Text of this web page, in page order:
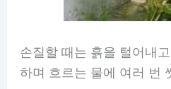
손질할 때는 흙을 털어내
하며 흐르는 물에 여러 번